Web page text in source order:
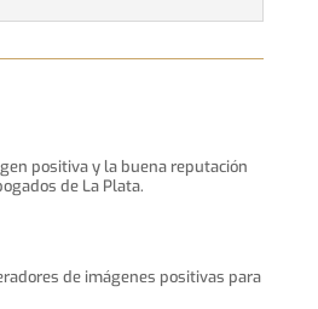
positiva y la buena reputación
de La Plata.
de imágenes positivas para